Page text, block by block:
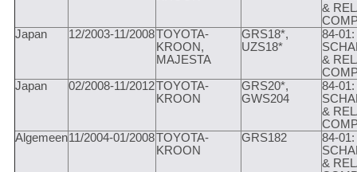
&
Japan
12/2003-11/2008TOYOTA-
KROON,
MAJESTA
GRS18*,
UZS18*
84-01:
&
Japan
02/2008-11/2012TOYOTA-
KROON
GRS20*,
GWS204
84-01:
&
Algemeen11/2004-01/2008TOYOTA-
KROON
GRS182
84-01:
&